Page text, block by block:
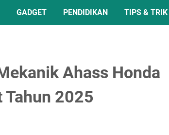
GADGET PENDIDIKAN TIPS & TRIK
Ahass Honda
2025